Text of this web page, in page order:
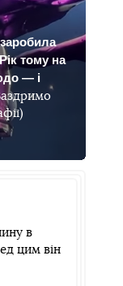
тому на
— і
в
цим він